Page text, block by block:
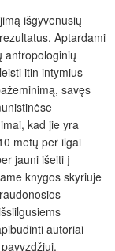
išgyvenusių
Aptardami
antropologinių
itin intymius
savęs
kad jie yra
metų per ilgai
jauni išeiti į
knygos skyriuje
autoriai